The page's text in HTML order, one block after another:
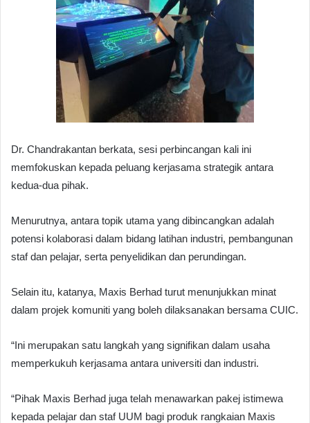
Dr. Chandrakantan berkata, sesi perbincangan kali ini
memfokuskan kepada peluang kerjasama strategik antara
kedua-dua pihak.
Menurutnya, antara topik utama yang dibincangkan adalah
potensi kolaborasi dalam bidang latihan industri, pembangunan
staf dan pelajar, serta penyelidikan dan perundingan.
Selain itu, katanya, Maxis Berhad turut menunjukkan minat
dalam projek komuniti yang boleh dilaksanakan bersama CUIC.
“Ini merupakan satu langkah yang signifikan dalam usaha
memperkukuh kerjasama antara universiti dan industri.
“Pihak Maxis Berhad juga telah menawarkan pakej istimewa
kepada pelajar dan staf UUM bagi produk rangkaian Maxis